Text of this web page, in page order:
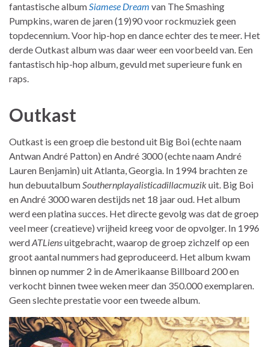
fantastische albumSiamese Dream van The Smashing
Pumpkins, waren de jaren (19)90 voor rockmuziek geen
topdecennium. Voor hip-hop en dance echter des te meer. Het
derde Outkast album was daar weer een voorbeeld van. Een
fantastisch hip-hop album, gevuld met superieure funk en
raps.
Outkast
Outkast is een groep die bestond uit Big Boi (echte naam
Antwan André Patton) en André 3000 (echte naam André
Lauren Benjamin) uit Atlanta, Georgia. In 1994 brachten ze
hun debuutalbumSouthernplayalisticadillacmuzikuit. Big Boi
en André 3000 waren destijds net 18 jaar oud. Het album
werd een platina succes. Het directe gevolg was dat de groep
veel meer (creatieve) vrijheid kreeg voor de opvolger. In 1996
werdATLiensuitgebracht, waarop de groep zichzelf op een
groot aantal nummers had geproduceerd. Het album kwam
binnen op nummer 2 in de Amerikaanse Billboard 200 en
verkocht binnen twee weken meer dan 350.000 exemplaren.
Geen slechte prestatie voor een tweede album.